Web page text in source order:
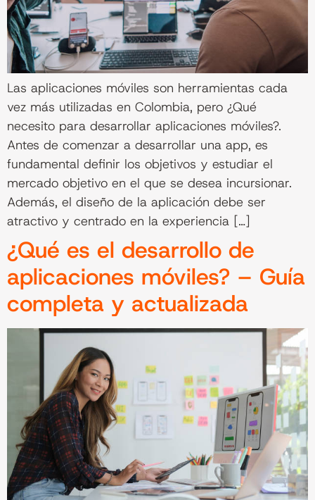
Las aplicaciones móviles son herramientas cada
vez más utilizadas en Colombia, pero ¿Qué
necesito para desarrollar aplicaciones móviles?.
Antes de comenzar a desarrollar una app, es
fundamental definir los objetivos y estudiar el
mercado objetivo en el que se desea incursionar.
Además, el diseño de la aplicación debe ser
atractivo y centrado en la experiencia […]
¿Qué es el desarrollo de
aplicaciones móviles? – Guía
completa y actualizada